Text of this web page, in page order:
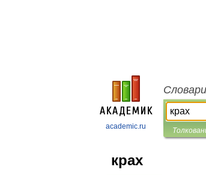
academic.ru
крах